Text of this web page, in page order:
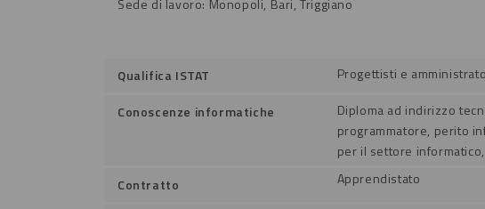
Sede di lavoro: Monopoli, Bari, Triggiano
Qualifica ISTAT Progettisti e
Conoscenze informatiche
Diploma ad indirizzo
programmatore, perito
per il settore informatico,
Contratto
Apprendistato